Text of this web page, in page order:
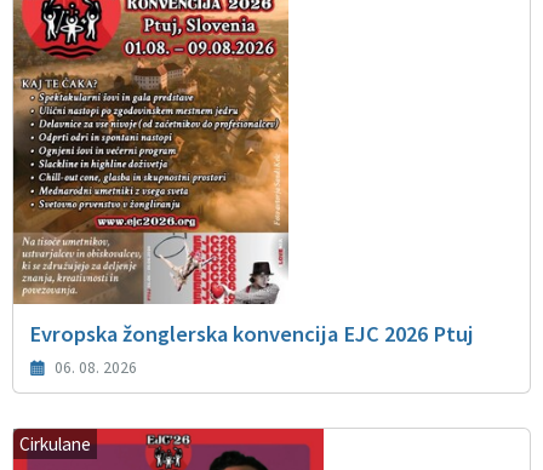
Evropska žonglerska konvencija EJC 2026 Ptuj
06. 08. 2026
Cirkulane